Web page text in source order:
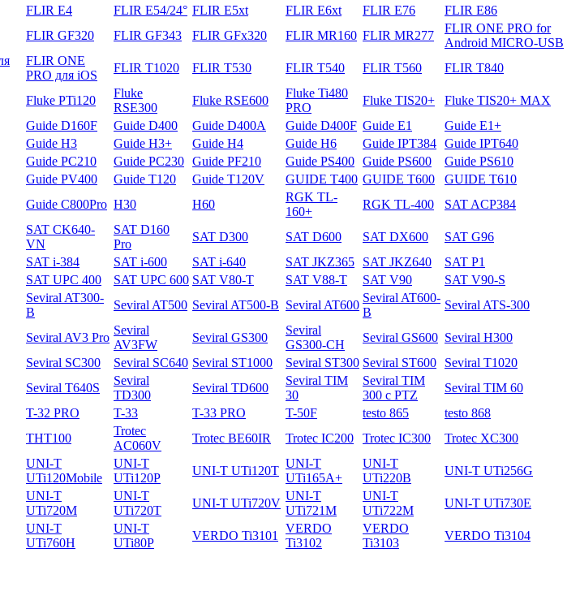
FLIR E4 FLIR E54/24° FLIR E5xt FLIR E6xt FLIR E76
FLIR E86
FLIR GF320 FLIR GF343 FLIR GFх320 FLIR MR160 FLIR MR277
FLIR ONE PRO for
Android MICRO-USB
FLIR ONE
PRO для iOS
FLIR T1020 FLIR T530 FLIR T540 FLIR T560 FLIR T840
Fluke PTi120
Fluke
RSE300
Fluke RSE600
Fluke Ti480
PRO
Fluke TIS20+
Fluke TIS20+ MAX
Guide D160F Guide D400 Guide D400A Guide D400F Guide E1
Guide E1+
Guide H3 Guide H3+ Guide H4 Guide H6 Guide IPT384 Guide IPT640
Guide PC210 Guide PC230 Guide PF210 Guide PS400 Guide PS600
Guide PS610
Guide PV400 Guide T120 Guide T120V GUIDE T400 GUIDE T600
GUIDE T610
Guide С800Pro H30 H60
RGK TL-
160+
RGK TL-400 SAT ACP384
SAT CK640-
VN
SAT D160
Pro
SAT D300 SAT D600 SAT DX600
SAT G96
SAT i-384 SAT i-600 SAT i-640 SAT JKZ365 SAT JKZ640
SAT P1
SAT UPC 400 SAT UPC 600 SAT V80-T SAT V88-T SAT V90
SAT V90-S
Seviral AT300-
B
Seviral AT500 Seviral AT500-B Seviral AT600
Seviral AT600-
B
Seviral ATS-300
Seviral AV3 Pro
Seviral
AV3FW
Seviral GS300
Seviral
GS300-CH
Seviral GS600 Seviral H300
Seviral SC300 Seviral SC640 Seviral ST1000 Seviral ST300 Seviral ST600
Seviral T1020
Seviral T640S
Seviral
TD300
Seviral TD600
Seviral TIM
30
Seviral TIM
300 с PTZ
Seviral TIM 60
T-32 PRO T-33 T-33 PRO T-50F testo 865
testo 868
THT100
Trotec
AC060V
Trotec BE60IR Trotec IC200 Trotec IC300 Trotec XC300
UNI-T
UTi120Mobile
UNI-T
UTi120P
UNI-T UTi120T
UNI-T
UTi165A+
UNI-T
UTi220B
UNI-T UTi256G
UNI-T
UTi720M
UNI-T
UTi720T
UNI-T UTi720V
UNI-T
UTi721M
UNI-T
UTi722M
UNI-T UTi730E
UNI-T
UTi760H
UNI-T
UTi80P
VERDO Ti3101
VERDO
Ti3102
VERDO
Ti3103
VERDO Ti3104